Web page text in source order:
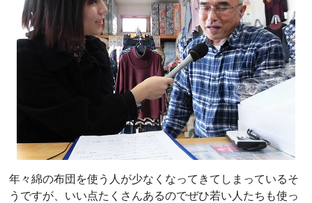
年々綿の布団を使う人が少なくなってきてしまっているそ
うですが、いい点たくさんあるのでぜひ若い人たちも使っ